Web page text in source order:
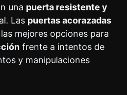
una puerta resistente y
Las puertas acorazadas
mejores opciones para
frente a intentos de
y manipulaciones